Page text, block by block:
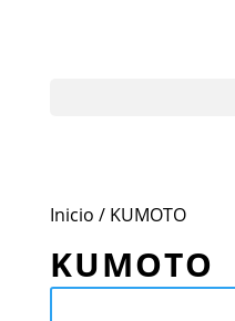
Inicio / KUMOTO
KUMOTO